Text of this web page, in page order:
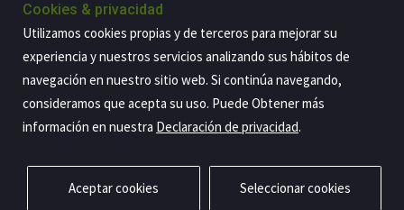
de especialización presente en siete
países
29-Julio-2026
Copyright@2026 Estrategia Empresarial
Privacidad Aviso legal Política de cookies Contacto RSS
Cookies & privacidad
Utilizamos cookies propias y de terceros para mejorar su
experiencia y nuestros servicios analizando sus hábitos de
navegación en nuestro sitio web. Si continúa navegando,
consideramos que acepta su uso. Puede Obtener más
información en nuestra Declaración de privacidad.
Aceptar cookies Seleccionar cookies